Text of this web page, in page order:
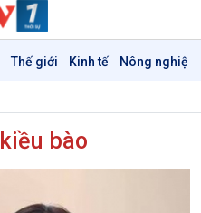
Thế giới Kinh tế Nông nghiệp
kiều bào